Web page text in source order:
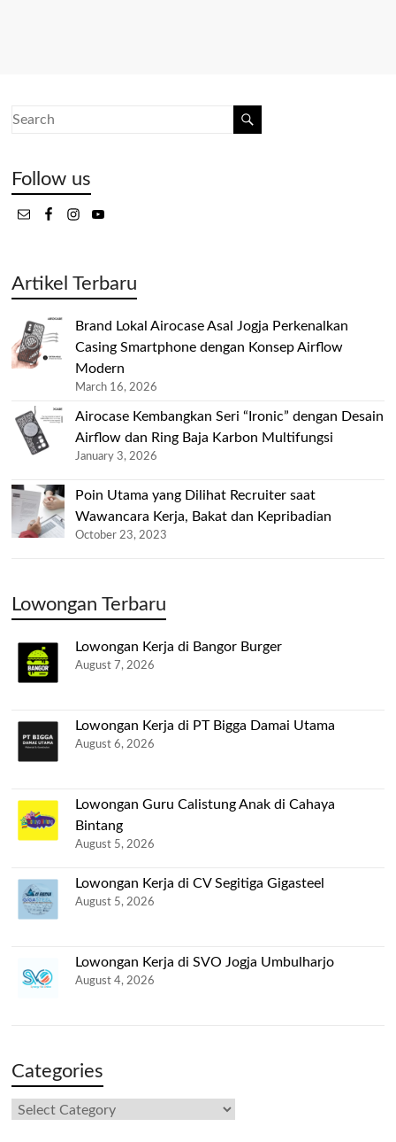
Follow us
Artikel Terbaru
Brand Lokal Airocase Asal Jogja Perkenalkan
Casing Smartphone dengan Konsep Airflow
Modern
March 16, 2026
Airocase Kembangkan Seri “Ironic” dengan Desain
Airflow dan Ring Baja Karbon Multifungsi
January 3, 2026
Poin Utama yang Dilihat Recruiter saat
Wawancara Kerja, Bakat dan Kepribadian
October 23, 2023
Lowongan Terbaru
Lowongan Kerja di Bangor Burger
August 7, 2026
Lowongan Kerja di PT Bigga Damai Utama
August 6, 2026
Lowongan Guru Calistung Anak di Cahaya
Bintang
August 5, 2026
Lowongan Kerja di CV Segitiga Gigasteel
August 5, 2026
Lowongan Kerja di SVO Jogja Umbulharjo
August 4, 2026
Categories